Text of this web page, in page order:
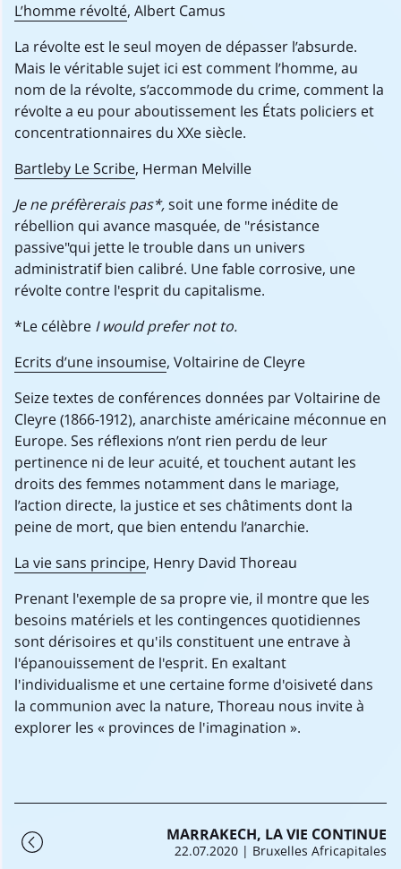
L’homme révolté, Albert Camus
La révolte est le seul moyen de dépasser l’absurde.
Mais le véritable sujet ici est comment l’homme, au
nom de la révolte, s’accommode du crime, comment la
révolte a eu pour aboutissement les États policiers et
concentrationnaires du XXe siècle.
Bartleby Le Scribe, Herman Melville
Je ne préfèrerais pas*,soit une forme inédite de
rébellion qui avance masquée, de "résistance
passive"qui jette le trouble dans un univers
administratif bien calibré. Une fable corrosive, une
révolte contre l'esprit du capitalisme.
*Le célèbre I would prefer not to.
Ecrits d’une insoumise, Voltairine de Cleyre
Seize textes de conférences données par Voltairine de
Cleyre (1866-1912), anarchiste américaine méconnue en
Europe. Ses réflexions n’ont rien perdu de leur
pertinence ni de leur acuité, et touchent autant les
droits des femmes notamment dans le mariage,
l’action directe, la justice et ses châtiments dont la
peine de mort, que bien entendu l’anarchie.
La vie sans principe, Henry David Thoreau
Prenant l'exemple de sa propre vie, il montre que les
besoins matériels et les contingences quotidiennes
sont dérisoires et qu'ils constituent une entrave à
l'épanouissement de l'esprit. En exaltant
l'individualisme et une certaine forme d'oisiveté dans
la communion avec la nature, Thoreau nous invite à
explorer les « provinces de l'imagination ».
MARRAKECH, LA VIE CONTINUE
22.07.2020 | Bruxelles Africapitales